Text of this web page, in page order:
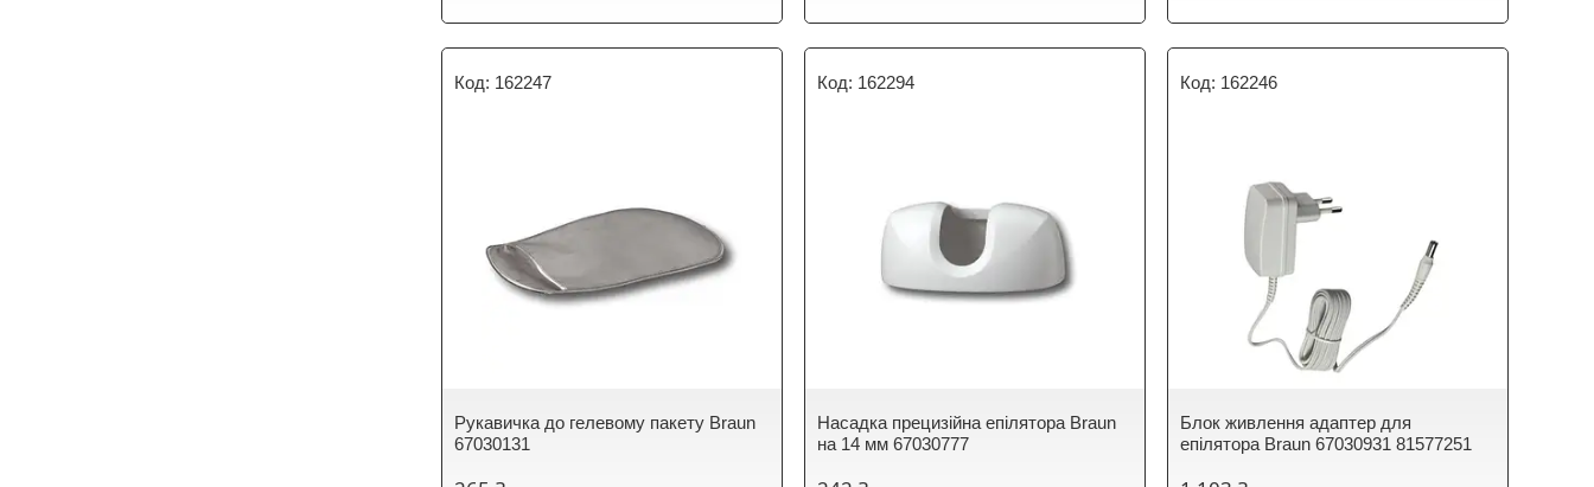
162247
Рукавичка до гелевому пакету Braun
67030131
162294
Насадка прецизійна епілятора Braun
на 14 мм 67030777
162246
Блок живлення адаптер для
епілятора Braun 67030931 81577251